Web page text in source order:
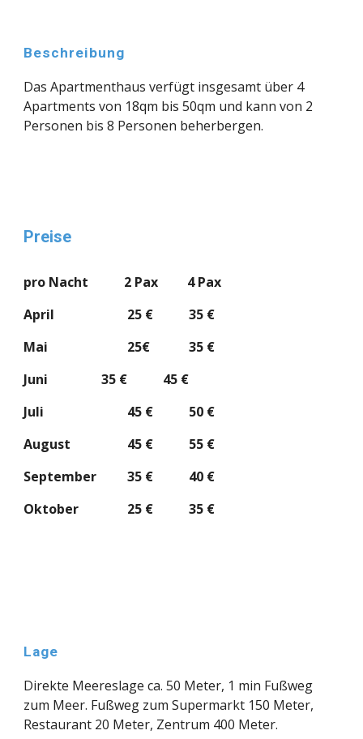
Beschreibung
Das Apartmenthaus verfügt insgesamt über 4
Apartments von 18qm bis 50qm und kann von 2
Personen bis 8 Personen beherbergen.
Preise
pro Nacht           2 Pax         4 Pax
April
25 €           35 €
Mai
25€            35 €
Juni
35 €           45 €
Juli
        45 €           50 €
August
        45 €           55 €
September
35 €           40 €
Oktober
25 €           35 €
Lage
Direkte Meereslage ca. 50 Meter, 1 min Fußweg
zum Meer. Fußweg zum Supermarkt 150 Meter,
Restaurant 20 Meter, Zentrum 400 Meter.